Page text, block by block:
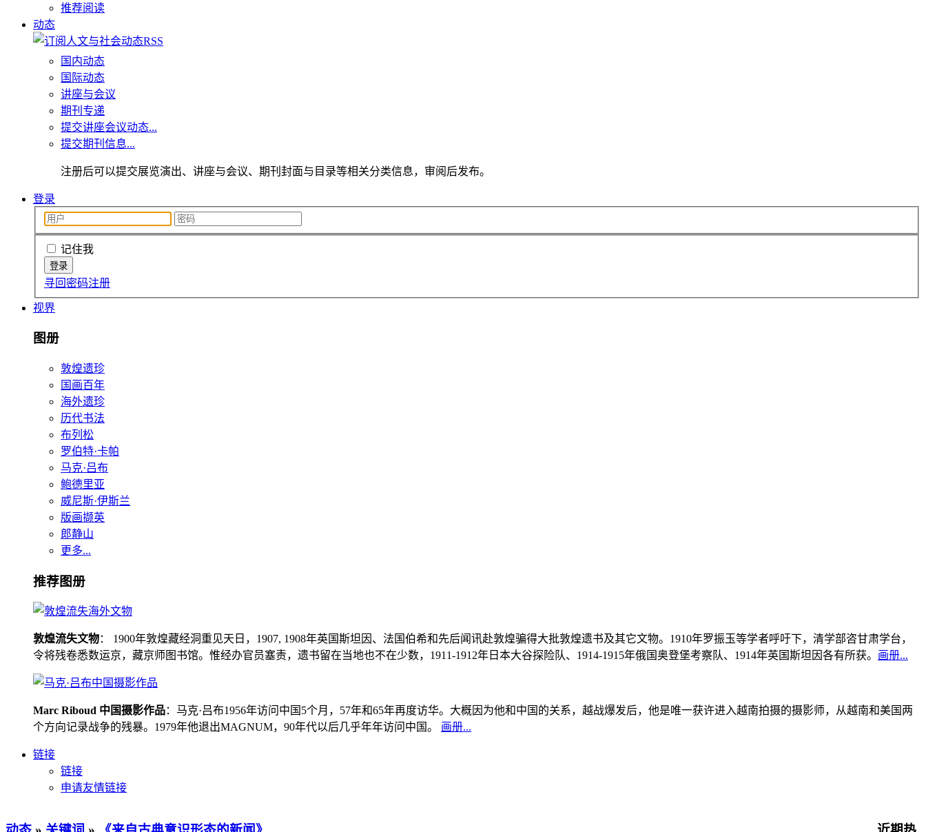
推荐阅读
动态
国内动态
国际动态
讲座与会议
期刊专递
提交讲座会议动态...
提交期刊信息...
注册后可以提交展览演出、讲座与会议、期刊封面与目录等相关分类信息，审阅后发布。
登录
记住我
寻回密码注册
视界
图册
敦煌遗珍
国画百年
海外遗珍
历代书法
布列松
罗伯特·卡帕
马克·吕布
鲍德里亚
威尼斯·伊斯兰
版画撷英
郎静山
更多...
推荐图册
敦煌流失文物： 1900年敦煌藏经洞重见天日，1907, 1908年英国斯坦因、法国伯希和先后闻讯赴敦煌骗得大批敦煌遗书及其它文物。1910年罗振玉等学者呼吁下，清学部咨甘肃学台，
令将残卷悉数运京，藏京师图书馆。惟经办官员塞责，遗书留在当地也不在少数，1911-1912年日本大谷探险队、1914-1915年俄国奥登堡考察队、1914年英国斯坦因各有所获。 画册...
Marc Riboud 中国摄影作品：马克·吕布1956年访问中国5个月，57年和65年再度访华。大概因为他和中国的关系，越战爆发后，他是唯一获许进入越南拍摄的摄影师，从越南和美国两
个方向记录战争的残暴。1979年他退出MAGNUM，90年代以后几乎年年访问中国。 画册...
链接
链接
申请友情链接